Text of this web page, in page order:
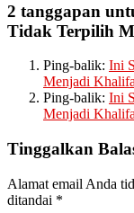
2 tanggapan
Tidak Terpilih
Ping-balik: Ini
Menjadi
Ping-balik: Ini
Menjadi
Tinggalkan
Alamat email Anda
ditandai *